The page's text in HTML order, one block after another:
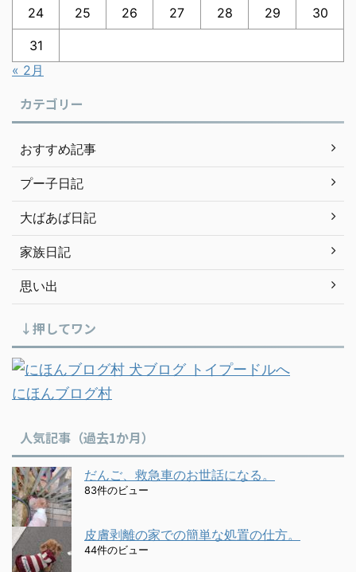
24 25 26 27 28 29 30
31
« 2月
カテゴリー
おすすめ記事
プー子日記
大ばあば日記
家族日記
思い出
↓押してワン
にほんブログ村
人気記事（過去1か月）
だんご、救急車のお世話になる。
83件のビュー
皮膚剥離の家での簡単な処置の仕方。
44件のビュー